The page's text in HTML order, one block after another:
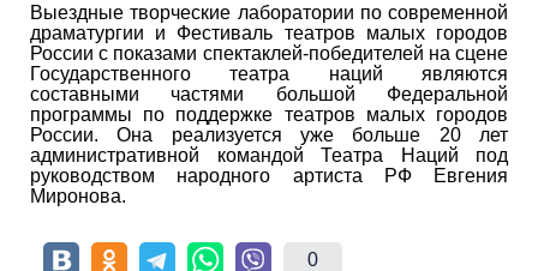
Выездные творческие лаборатории по современной
драматургии и Фестиваль театров малых городов
России с показами спектаклей-победителей на сцене
Государственного театра наций являются
составными частями большой Федеральной
программы по поддержке театров малых городов
России. Она реализуется уже больше 20 лет
административной командой Театра Наций под
руководством народного артиста РФ Евгения
Миронова.
0